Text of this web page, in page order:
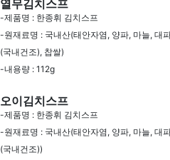
열무김치스프
-제품명 : 한종휘 김치스프
-원재료명 : 국내산(태안자염, 양파, 마늘, 대
(국내건조), 찹쌀)
-내용량 : 112g
오이김치스프
-제품명 : 한종휘 김치스프
-원재료명 : 국내산(태안자염, 양파, 마늘, 대
(국내건조))